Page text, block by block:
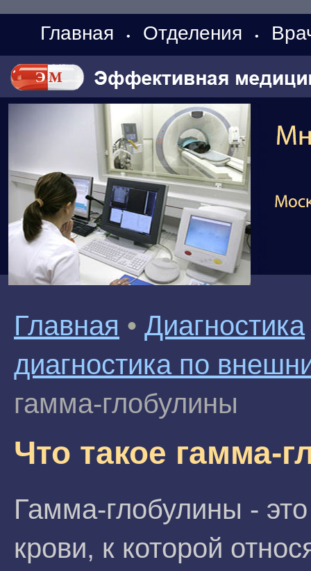
Главная • Отделения •
Главная • Диагностика
диагностика по
гамма-глобулины
Что такое гамма-
Гамма-глобулины -
крови, к которой